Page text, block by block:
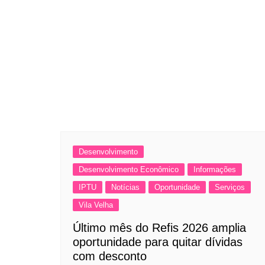
Desenvolvimento
Desenvolvimento Econômico
Informações
IPTU
Notícias Oportunidade
Serviços
Vila Velha
Último mês do Refis 2026 amplia
oportunidade para quitar dívidas
com desconto